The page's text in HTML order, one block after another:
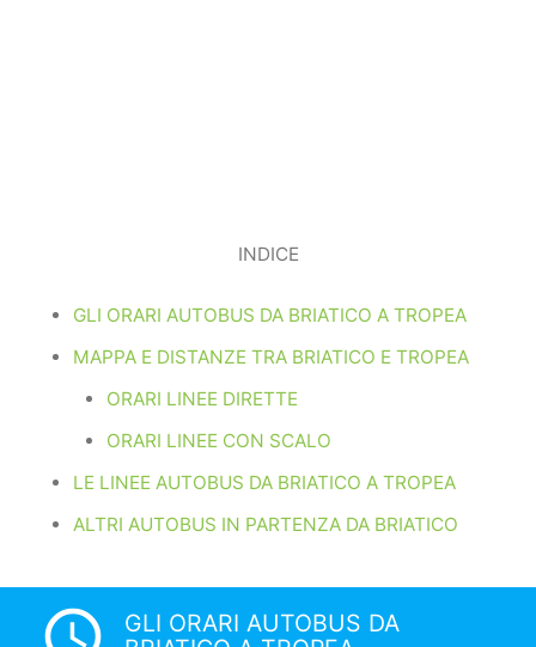
INDICE
GLI ORARI AUTOBUS DA BRIATICO A TROPEA
MAPPA E DISTANZE TRA BRIATICO E TROPEA
ORARI LINEE DIRETTE
ORARI LINEE CON SCALO
LE LINEE AUTOBUS DA BRIATICO A TROPEA
ALTRI AUTOBUS IN PARTENZA DA BRIATICO
GLI ORARI AUTOBUS DA